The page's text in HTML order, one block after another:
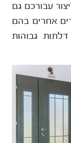
עבורכם גם
אחרים בהם
גבוהות